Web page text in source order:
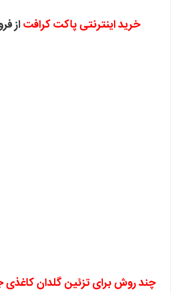
خرید اینترنتی پاکت کرافتاز
چند روش برای تزئین گلدان